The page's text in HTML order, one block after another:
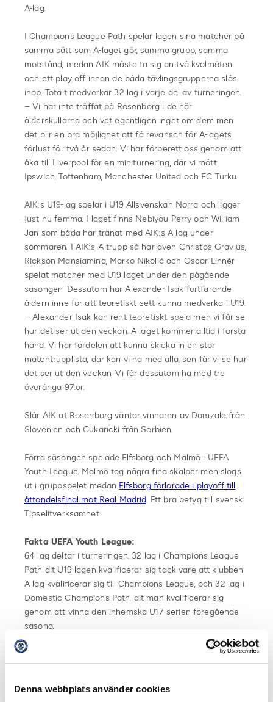
Denna webbplats använder cookies
A-lag.
I Champions League Path spelar lagen sina matcher på
samma sätt som A-laget gör, samma grupp, samma
motstånd, medan AIK måste ta sig an två kvalmöten
och ett play off innan de båda tävlingsgrupperna slås
ihop. Totalt medverkar 32 lag i varje del av turneringen.
– Vi har inte träffat på Rosenborg i de här
ålderskullarna och vet egentligen inget om dem men
det blir en bra möjlighet att få revansch för A-lagets
förlust för två år sedan. Vi har förberett oss genom att
åka till Liverpool för en miniturnering, där vi mött
Ipswich, Tottenham, Manchester United och FC Turku.
AIK:s U19-lag spelar i U19 Allsvenskan Norra och ligger
just nu femma. I laget finns Nebiyou Perry och William
Jan som båda har tränat med AIK:s A-lag under
sommaren. I AIK:s A-trupp så har även Christos Gravius,
Rickson Mansiamina, Marko Nikolić och Oscar Linnér
spelat matcher med U19-laget under den pågående
säsongen. Dessutom har Alexander Isak fortfarande
åldern inne för att teoretiskt sett kunna medverka i U19.
– Alexander Isak kan rent teoretiskt spela men vi får se
hur det ser ut den veckan. A-laget kommer alltid i första
hand. Vi har fördelen att kunna skicka in en stor
matchtrupplista, där kan vi ha med alla, sen får vi se hur
det ser ut den veckan. Vi får dessutom ha med tre
överåriga 97:or.
Slår AIK ut Rosenborg väntar vinnaren av Domzale från
Slovenien och Cukaricki från Serbien.
Förra säsongen spelade Elfsborg och Malmö i UEFA
Youth League. Malmö tog några fina skalper men slogs
ut i gruppspelet medan Elfsborg förlorade i playoff till
åttondelsfinal mot Real Madrid. Ett bra betyg till svensk
Tipselitverksamhet.
Fakta UEFA Youth League:
64 lag deltar i turneringen. 32 lag i Champions League
Path dit U19-lagen kvalificerar sig tack vare att klubben
A-lag kvalificerar sig till Champions League, och 32 lag i
Domestic Champions Path, dit man kvalificerar sig
genom att vinna den inhemska U17-serien föregående
säsong.
I Champions League Path spelar lagen parallellt med
möts i dubbelmöten.